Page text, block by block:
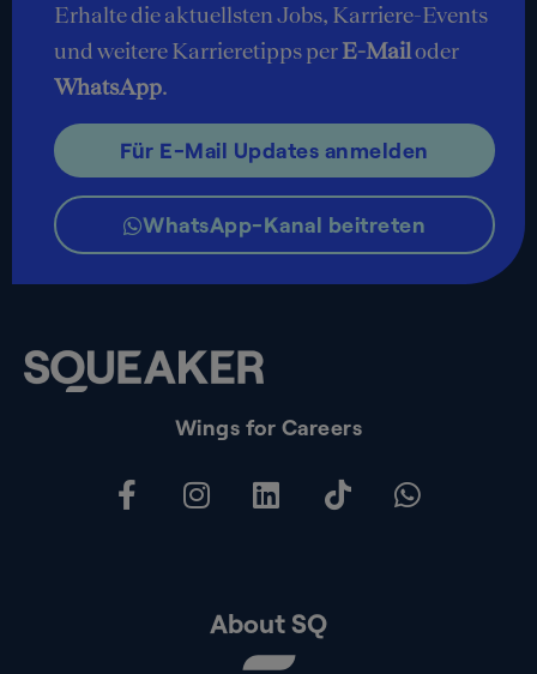
Wings for Careers
About SQ
Erhalte die aktuellsten Jobs, Karriere-Events
und weitere Karrieretipps perE-Mailoder
WhatsApp.
Für E-Mail Updates anmelden
WhatsApp-Kanal beitreten